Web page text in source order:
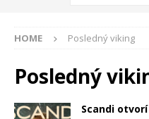
HOME Posledný viking
Posledný
Scandi